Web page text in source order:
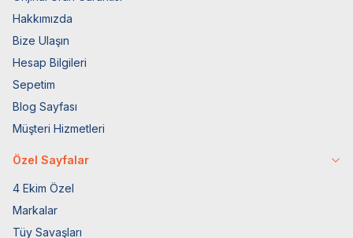
Hakkımızda
Bize Ulaşın
Hesap Bilgileri
Sepetim
Blog Sayfası
Müşteri Hizmetleri
Özel Sayfalar
4 Ekim Özel
Markalar
Tüy Savaşları